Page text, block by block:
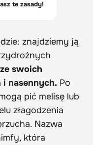
znajdziemy ją
swoich
i nasennych. Po
pić melisę lub
złagodzenia
Nazwa
która